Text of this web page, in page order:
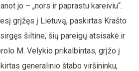
jo – „nors ir paprastu kareiviu“.
grįžęs į Lietuvą, paskirtas Krašto
šiltine, šių pareigų atsisakė ir
M. Velykio prikalbintas, grįžo į
generalinio štabo viršininku,